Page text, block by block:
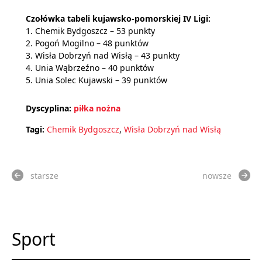
Czołówka tabeli kujawsko-pomorskiej IV Ligi:
1. Chemik Bydgoszcz – 53 punkty
2. Pogoń Mogilno – 48 punktów
3. Wisła Dobrzyń nad Wisłą – 43 punkty
4. Unia Wąbrzeźno – 40 punktów
5. Unia Solec Kujawski – 39 punktów
Dyscyplina: piłka nożna
Tagi: Chemik Bydgoszcz, Wisła Dobrzyń nad Wisłą
starsze nowsze
Sport